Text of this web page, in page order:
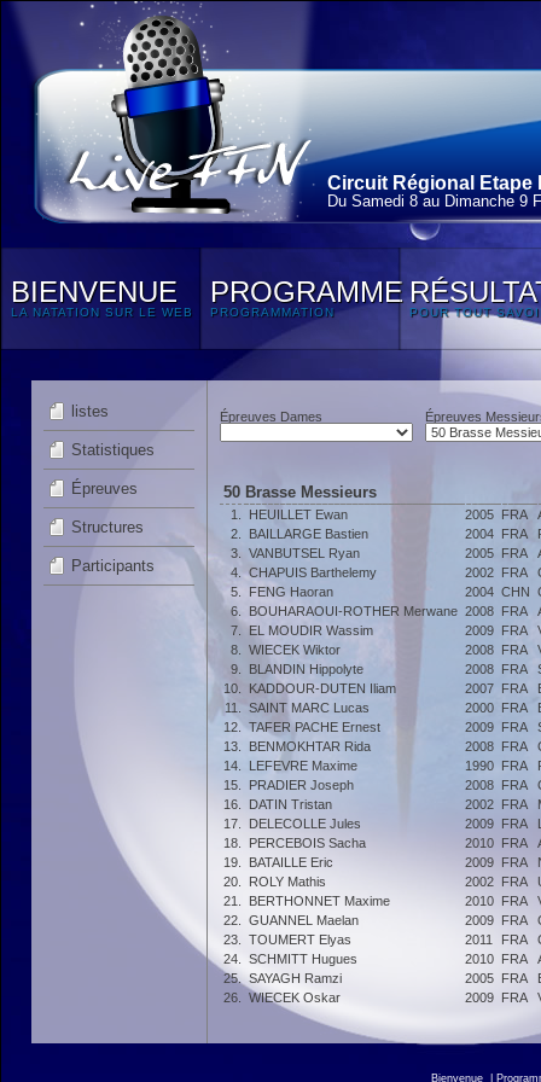
Circuit Régional Etape
Du Samedi 8 au Dimanche 9
BIENVENUE
LA NATATION SUR LE WEB
PROGRAMME
PROGRAMMATION POUR TOUT
listes
Statistiques
Épreuves
Structures
Participants
Épreuves Dames Épreuves
50 Brasse Messieurs
1. HEUILLET Ewan 2005 FRA
2.
BAILLARGE Bastien 2004 FRA
3.
VANBUTSEL Ryan 2005 FRA
4.
CHAPUIS Barthelemy 2002 FRA
5.
FENG Haoran 2004 CHN
6.
BOUHARAOUI-ROTHER Merwane 2008 FRA
7.
EL MOUDIR Wassim 2009 FRA
8.
WIECEK Wiktor 2008 FRA
9.
BLANDIN Hippolyte 2008 FRA
10.
KADDOUR-DUTEN Iliam 2007 FRA
11.
SAINT MARC Lucas 2000 FRA
12.
TAFER PACHE Ernest 2009 FRA
13.
BENMOKHTAR Rida 2008 FRA
14.
LEFEVRE Maxime 1990 FRA
15.
PRADIER Joseph 2008 FRA
16.
DATIN Tristan 2002 FRA
17.
DELECOLLE Jules 2009 FRA
18.
PERCEBOIS Sacha 2010 FRA
19.
BATAILLE Eric 2009 FRA
20.
ROLY Mathis 2002 FRA
21.
BERTHONNET Maxime 2010 FRA
22.
GUANNEL Maelan 2009 FRA
23.
TOUMERT Elyas 2011 FRA
24.
SCHMITT Hugues 2010 FRA
25.
SAYAGH Ramzi 2005 FRA
26.
WIECEK Oskar 2009 FRA
Bienvenue